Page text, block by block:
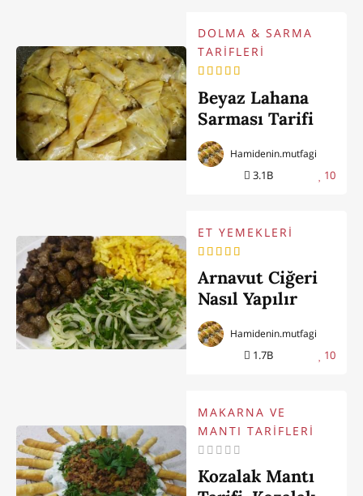
DOLMA & SARMA
TARİFLERİ
Beyaz Lahana
Sarması Tarifi
3.1B 10
Hamidenin.mutfagi
ET YEMEKLERİ
Arnavut Ciğeri
Nasıl Yapılır
1.7B 10
Hamidenin.mutfagi
MAKARNA VE
MANTI TARİFLERİ
Kozalak Mantı